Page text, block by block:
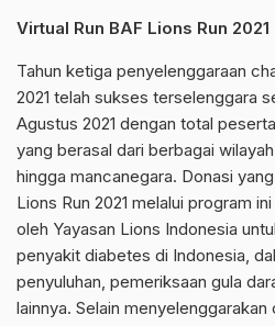
Virtual Run BAF Lions Run 2021
Tahun ketiga penyelenggaraan
2021 telah sukses terselenggara
Agustus 2021 dengan total
yang berasal dari berbagai
hingga mancanegara. Donasi
Lions Run 2021 melalui program
oleh Yayasan Lions Indonesia
penyakit diabetes di Indonesia,
penyuluhan, pemeriksaan gula
lainnya. Selain